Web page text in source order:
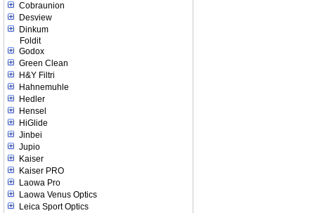
Cobraunion
Desview
Dinkum
Foldit
Godox
Green Clean
H&Y Filtri
Hahnemuhle
Hedler
Hensel
HiGlide
Jinbei
Jupio
Kaiser
Kaiser PRO
Laowa Pro
Laowa Venus Optics
Leica Sport Optics